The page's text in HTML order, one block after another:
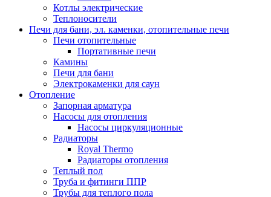
Котлы электрические
Теплоносители
Печи для бани, эл. каменки, отопительные печи
Печи отопительные
Портативные печи
Камины
Печи для бани
Электрокаменки для саун
Отопление
Запорная арматура
Насосы для отопления
Насосы циркуляционные
Радиаторы
Royal Thermo
Радиаторы отопления
Теплый пол
Труба и фитинги ППР
Трубы для теплого пола